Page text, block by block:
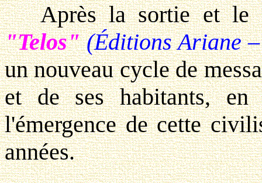
Après la sortie et le
"Telos" (Éditions Ariane
un nouveau cycle de
et de ses habitants, en
l'émergence de cette
années.